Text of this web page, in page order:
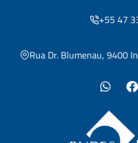
+55 47
Rua Dr. Blumenau, 9400